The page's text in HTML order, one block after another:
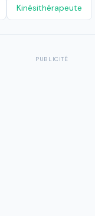
Kinésithérapeute
PUBLICITÉ